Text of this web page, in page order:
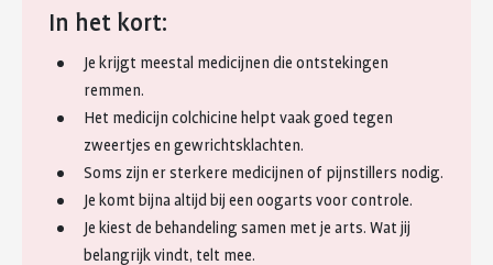
In het kort:
Je krijgt meestal medicijnen die ontstekingen
remmen.
Het medicijn colchicine helpt vaak goed tegen
zweertjes en gewrichtsklachten.
Soms zijn er sterkere medicijnen of pijnstillers nodig.
Je komt bijna altijd bij een oogarts voor controle.
Je kiest de behandeling samen met je arts. Wat jij
belangrijk vindt, telt mee.